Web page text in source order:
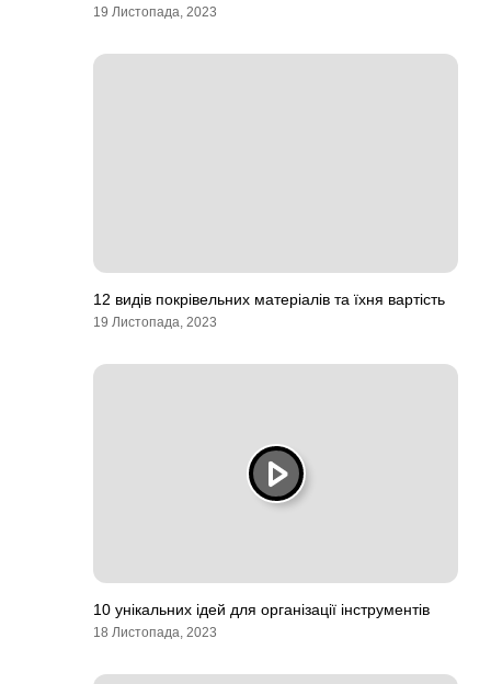
19 Листопада, 2023
12 видів покрівельних матеріалів та їхня вартість
19 Листопада, 2023
10 унікальних ідей для організації інструментів
18 Листопада, 2023